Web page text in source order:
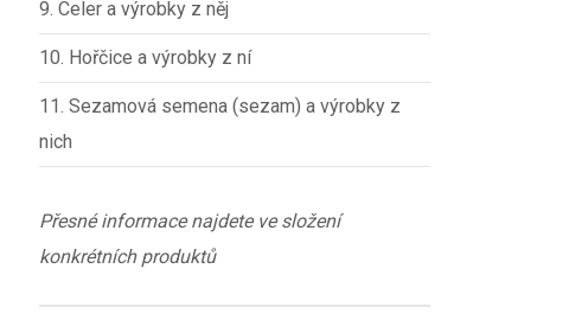
9. Celer a výrobky z něj
10. Hořčice a výrobky z ní
11. Sezamová semena (sezam) a výrobky z
nich
Přesné informace najdete ve složení
konkrétních produktů